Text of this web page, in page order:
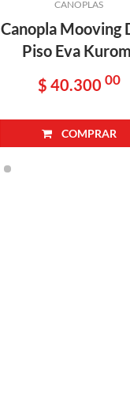
CANOPLAS
Canopla Mooving
Piso Eva
$ 40.300 00
COMPRAR